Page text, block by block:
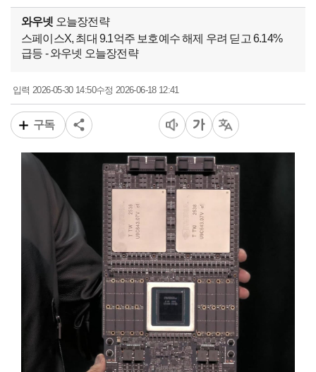
와우넷 오늘장전략
스페이스X, 최대 9.1억주 보호예수 해제 우려 딛고 6.14%
급등 - 와우넷 오늘장전략
입력2026-05-30 14:50수정 2026-06-18 12:41
구독